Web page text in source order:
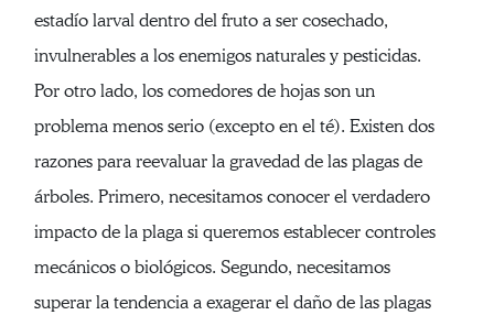
estadío larval dentro del fruto a ser cosechado,
invulnerables a los enemigos naturales y pesticidas.
Por otro lado, los comedores de hojas son un
problema menos serio (excepto en el té). Existen dos
razones para reevaluar la gravedad de las plagas de
árboles. Primero, necesitamos conocer el verdadero
impacto de la plaga si queremos establecer controles
mecánicos o biológicos. Segundo, necesitamos
superar la tendencia a exagerar el daño de las plagas